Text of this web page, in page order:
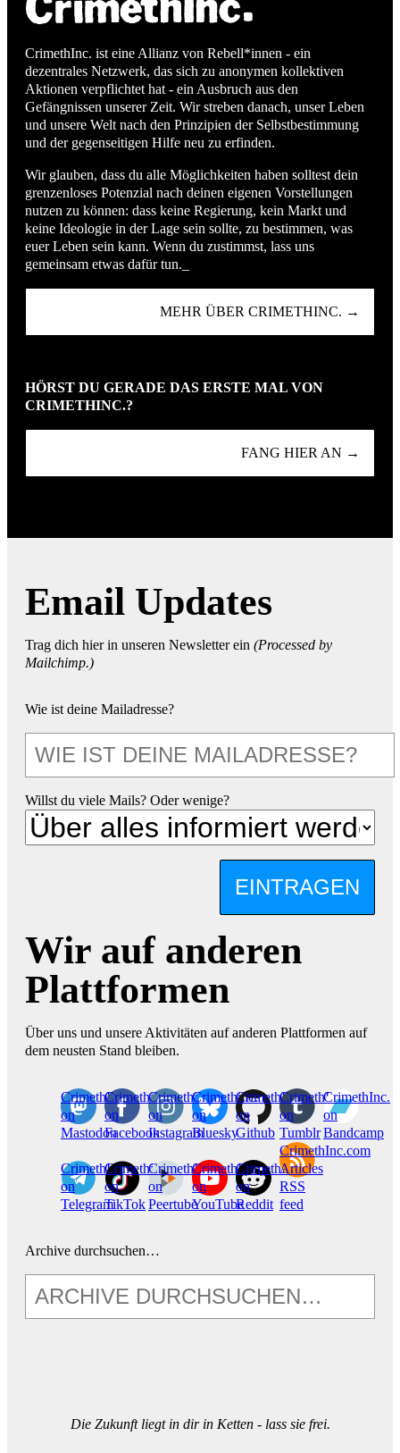
CrimethInc. ist eine Allianz von Rebell*innen - ein
dezentrales Netzwerk, das sich zu anonymen kollektiven
Aktionen verpflichtet hat - ein Ausbruch aus den
Gefängnissen unserer Zeit. Wir streben danach, unser Leben
und unsere Welt nach den Prinzipien der Selbstbestimmung
und der gegenseitigen Hilfe neu zu erfinden.
Wir glauben, dass du alle Möglichkeiten haben solltest dein
grenzenloses Potenzial nach deinen eigenen Vorstellungen
nutzen zu können: dass keine Regierung, kein Markt und
keine Ideologie in der Lage sein sollte, zu bestimmen, was
euer Leben sein kann. Wenn du zustimmst, lass uns
gemeinsam etwas dafür tun._
MEHR ÜBER CRIMETHINC. →
HÖRST DU GERADE DAS ERSTE MAL VON
CRIMETHINC.?
FANG HIER AN →
Email Updates
Trag dich hier in unseren Newsletter ein (Processed by
Mailchimp.)
Wie ist deine Mailadresse?
Willst du viele Mails? Oder wenige?
EINTRAGEN
Wir auf anderen
Plattformen
Über uns und unsere Aktivitäten auf anderen Plattformen auf
dem neusten Stand bleiben.
CrimethInc.
on
Mastodon
Crimethinc.
on
Facebook
Crimethinc.
on
Instagram
Crimethinc.
on
Bluesky
CrimethInc.
on
Github
CrimethInc.
on
Tumblr
CrimethInc.
on
Bandcamp
CrimethInc.
on
Telegram
Crimethinc.
on
TikTok
CrimethInc.
on
Peertube
CrimethInc.
on
YouTube
CrimethInc.
on
Reddit
CrimethInc.com
Articles
RSS
feed
Archive durchsuchen…
Die Zukunft liegt in dir in Ketten - lass sie frei.